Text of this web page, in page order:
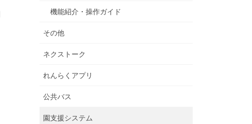
機能紹介・操作ガイド
その他
ネクストーク
れんらくアプリ
公共バス
園支援システム